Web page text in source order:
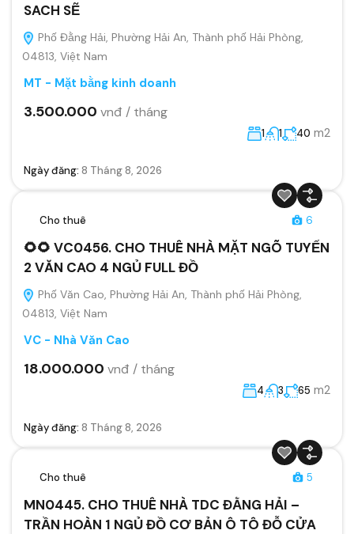
SACH SẼ
Phố Đằng Hải, Phường Hải An, Thành phố Hải Phòng,
04813, Việt Nam
MT - Mặt bằng kinh doanh
3.500.000 vnđ / tháng
1 1 40 m2
Ngày đăng: 8 Tháng 8, 2026
Cho thuê 6
🌻🌻 VC0456. CHO THUÊ NHÀ MẶT NGÕ TUYẾN
2 VĂN CAO 4 NGỦ FULL ĐỒ
Phố Văn Cao, Phường Hải An, Thành phố Hải Phòng,
04813, Việt Nam
VC - Nhà Văn Cao
18.000.000 vnđ / tháng
4 3 65 m2
Ngày đăng: 8 Tháng 8, 2026
Cho thuê 5
MN0445. CHO THUÊ NHÀ TDC ĐẰNG HẢI –
TRẦN HOÀN 1 NGỦ ĐỒ CƠ BẢN Ô TÔ ĐỖ CỬA